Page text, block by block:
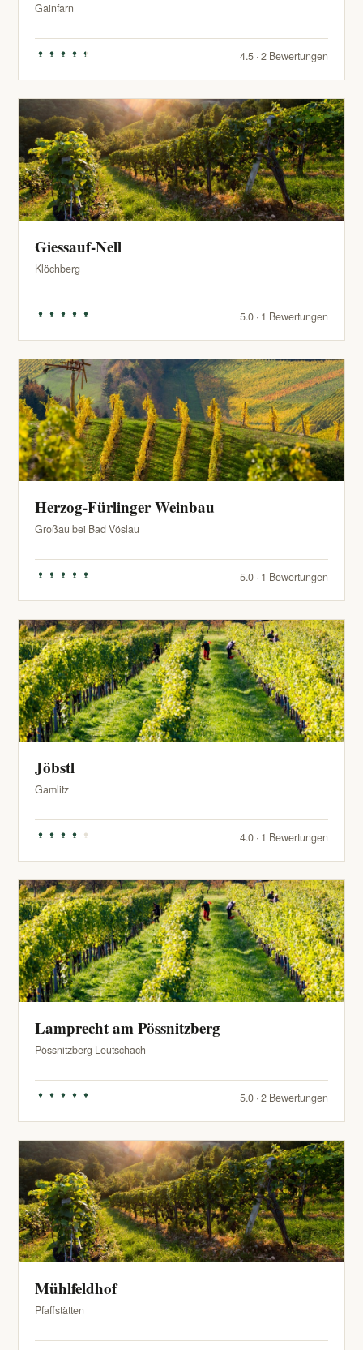
Gainfarn
4.5 · 2 Bewertungen
Giessauf-Nell
Klöchberg
5.0 · 1 Bewertungen
Herzog-Fürlinger Weinbau
Großau bei Bad Vöslau
5.0 · 1 Bewertungen
Jöbstl
Gamlitz
4.0 · 1 Bewertungen
Lamprecht am Pössnitzberg
Pössnitzberg Leutschach
5.0 · 2 Bewertungen
Mühlfeldhof
Pfaffstätten